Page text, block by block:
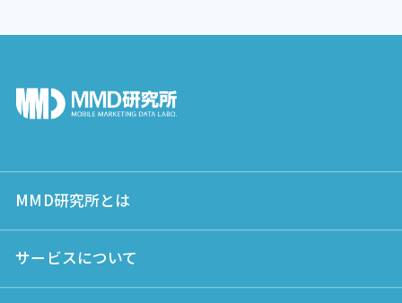
MMD研究所とは
サービスについて